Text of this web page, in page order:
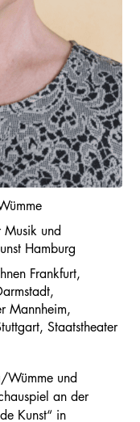
Musik und
Hamburg
Frankfurt,
Mannheim,
Staatstheater
Wümme und
an der
Kunst“ in